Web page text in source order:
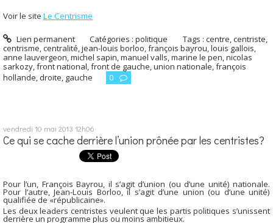
Voir le site Le Centrisme
Lien permanent Catégories :politique Tags :centre,centriste,
centrisme,centralité,jean-louis borloo,françois bayrou,louis gallois,
anne lauvergeon,michel sapin,manuel valls,marine le pen,nicolas
sarkozy,front national,front de gauche,union nationale,françois
hollande, droite, gauche 0
vendredi 10 mai 2013 12h06
Ce qui se cache derrière l’union prônée par les centristes?
Pour l’un, François Bayrou, il s’agit d’union (ou d’une unité) nationale.
Pour l’autre, Jean-Louis Borloo, il s’agit d’une union (ou d’une unité)
qualifiée de «républicaine».
Les deux leaders centristes veulent que les partis politiques s’unissent
derrière un programme plus ou moins ambitieux.